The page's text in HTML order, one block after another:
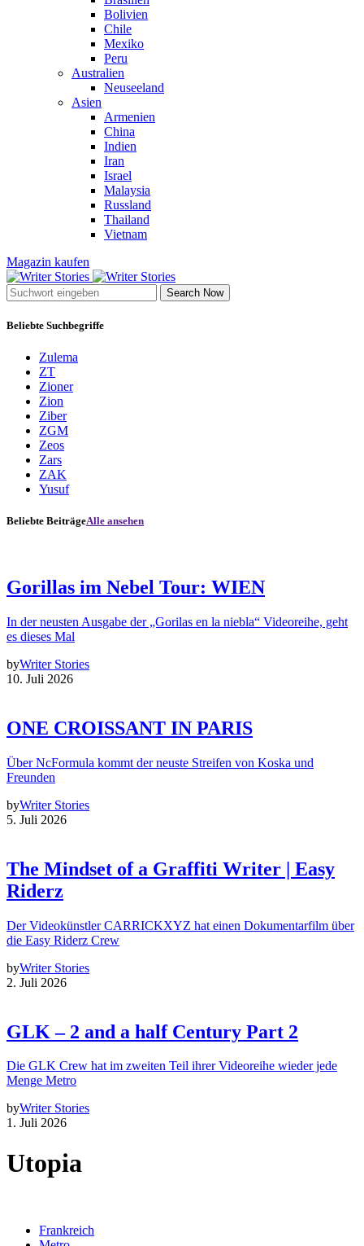
Bolivien
Chile
Mexiko
Peru
Australien
Neuseeland
Asien
Armenien
China
Indien
Iran
Israel
Malaysia
Russland
Thailand
Vietnam
Magazin kaufen
Search Now
Beliebte Suchbegriffe
Zulema
ZT
Zioner
Zion
Ziber
ZGM
Zeos
Zars
ZAK
Yusuf
Beliebte BeiträgeAlle ansehen
Gorillas im Nebel Tour: WIEN
In der neusten Ausgabe der „Gorilas en la niebla“ Videoreihe, geht
es dieses Mal
byWriter Stories
10. Juli 2026
ONE CROISSANT IN PARIS
Über NcFormula kommt der neuste Streifen von Koska und
Freunden
byWriter Stories
5. Juli 2026
The Mindset of a Graffiti Writer | Easy
Riderz
Der Videokünstler CARRICKXYZ hat einen Dokumentarfilm über
die Easy Riderz Crew
byWriter Stories
2. Juli 2026
GLK – 2 and a half Century Part 2
Die GLK Crew hat im zweiten Teil ihrer Videoreihe wieder jede
Menge Metro
byWriter Stories
1. Juli 2026
Utopia
Frankreich